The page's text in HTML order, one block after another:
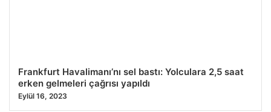
Frankfurt Havalimanı’nı sel bastı: Yolculara 2,5 saat
erken gelmeleri çağrısı yapıldı
Eylül 16, 2023